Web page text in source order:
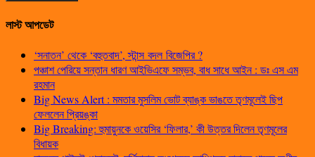
লাস্ট আপডেট
‘সনাতন’ থেকে ‘বহুতবাদ’, স্টান্স বদল বিজেপির ?
পঞ্চাশ পেরিয়ে সন্তান ধারণ আইভিএফে সম্ভব, বাধ সাধে আইন : ডঃ এস এম
রহমান
Big News Alert : মমতার মুসলিম ভোট ব্যাঙ্ক ভাঙতে তৃণমূলেই ছিপ
ফেললেন প্রিয়ঙ্কা
Big Breaking: হুমায়ুনকে ওয়েসির ‘ফিলার,’ কী উত্তর দিলেন তৃণমূলের
বিধায়ক